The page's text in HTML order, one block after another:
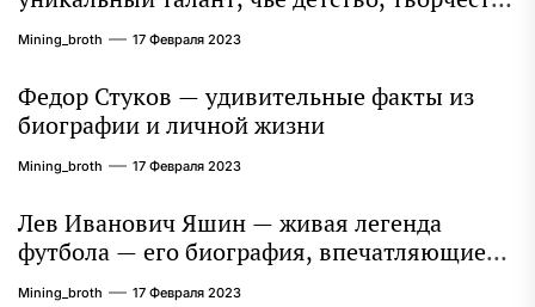
и литературное наследие продолжают
восхищать миллионы
Mining_broth 17 Февраля 2023
Федор Стуков — удивительные факты из
биографии и личной жизни
Mining_broth 17 Февраля 2023
Лев Иванович Яшин — живая легенда
футбола — его биография, впечатляющие
достижения и интересная личная жизнь
Mining_broth 17 Февраля 2023